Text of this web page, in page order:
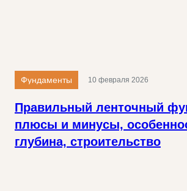
Фундаменты
Правильный ленточный
плюсы и минусы,
глубина, строительство
10 февраля 2026